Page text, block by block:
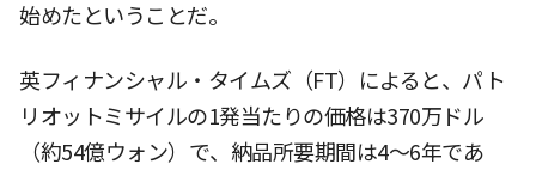
始めたということだ。
英フィナンシャル・タイムズ（FT）によると、パト
リオットミサイルの1発当たりの価格は370万ドル
（約54億ウォン）で、納品所要期間は4〜6年であ